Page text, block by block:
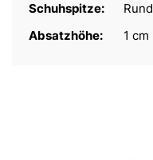
Schuhspitze:
Rund
Absatzhöhe:
1 cm